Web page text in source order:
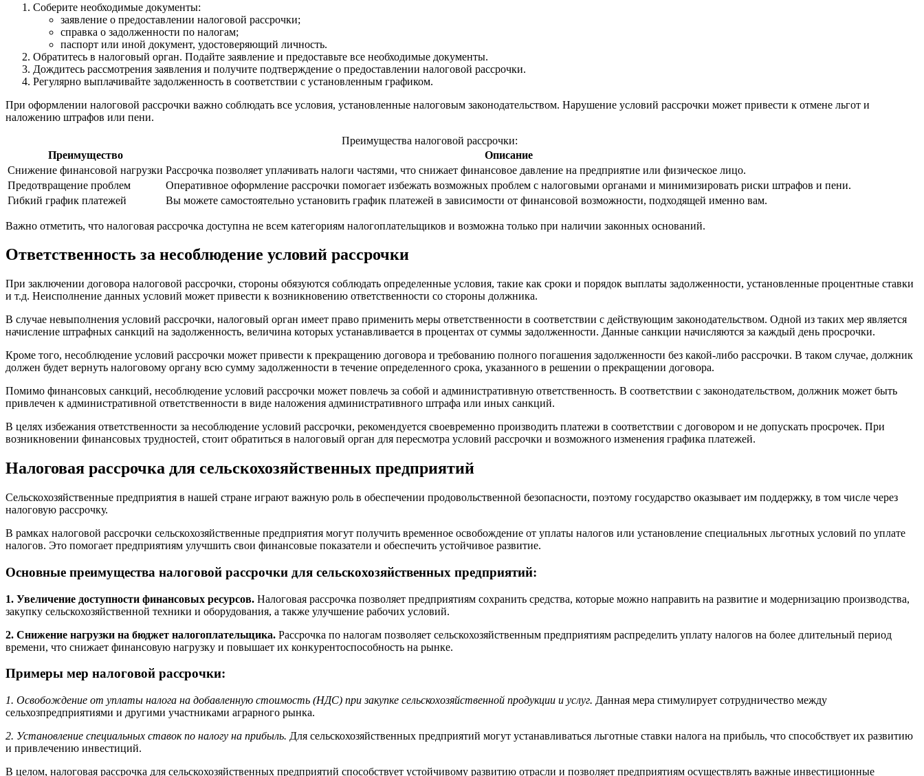
Соберите необходимые документы:
заявление о предоставлении налоговой рассрочки;
справка о задолженности по налогам;
паспорт или иной документ, удостоверяющий личность.
Обратитесь в налоговый орган. Подайте заявление и предоставьте все необходимые документы.
Дождитесь рассмотрения заявления и получите подтверждение о предоставлении налоговой рассрочки.
Регулярно выплачивайте задолженность в соответствии с установленным графиком.
При оформлении налоговой рассрочки важно соблюдать все условия, установленные налоговым законодательством. Нарушение условий рассрочки может привести к отмене льгот и
наложению штрафов или пени.
Преимущества налоговой рассрочки:
Преимущество
Описание
Снижение финансовой нагрузки Рассрочка позволяет уплачивать налоги частями, что снижает финансовое давление на предприятие или физическое лицо.
Предотвращение проблем
Оперативное оформление рассрочки помогает избежать возможных проблем с налоговыми органами и минимизировать риски штрафов и пени.
Гибкий график платежей
Вы можете самостоятельно установить график платежей в зависимости от финансовой возможности, подходящей именно вам.
Важно отметить, что налоговая рассрочка доступна не всем категориям налогоплательщиков и возможна только при наличии законных оснований.
Ответственность за несоблюдение условий рассрочки
При заключении договора налоговой рассрочки, стороны обязуются соблюдать определенные условия, такие как сроки и порядок выплаты задолженности, установленные процентные ставки
и т.д. Неисполнение данных условий может привести к возникновению ответственности со стороны должника.
В случае невыполнения условий рассрочки, налоговый орган имеет право применить меры ответственности в соответствии с действующим законодательством. Одной из таких мер является
начисление штрафных санкций на задолженность, величина которых устанавливается в процентах от суммы задолженности. Данные санкции начисляются за каждый день просрочки.
Кроме того, несоблюдение условий рассрочки может привести к прекращению договора и требованию полного погашения задолженности без какой-либо рассрочки. В таком случае, должник
должен будет вернуть налоговому органу всю сумму задолженности в течение определенного срока, указанного в решении о прекращении договора.
Помимо финансовых санкций, несоблюдение условий рассрочки может повлечь за собой и административную ответственность. В соответствии с законодательством, должник может быть
привлечен к административной ответственности в виде наложения административного штрафа или иных санкций.
В целях избежания ответственности за несоблюдение условий рассрочки, рекомендуется своевременно производить платежи в соответствии с договором и не допускать просрочек. При
возникновении финансовых трудностей, стоит обратиться в налоговый орган для пересмотра условий рассрочки и возможного изменения графика платежей.
Налоговая рассрочка для сельскохозяйственных предприятий
Сельскохозяйственные предприятия в нашей стране играют важную роль в обеспечении продовольственной безопасности, поэтому государство оказывает им поддержку, в том числе через
налоговую рассрочку.
В рамках налоговой рассрочки сельскохозяйственные предприятия могут получить временное освобождение от уплаты налогов или установление специальных льготных условий по уплате
налогов. Это помогает предприятиям улучшить свои финансовые показатели и обеспечить устойчивое развитие.
Основные преимущества налоговой рассрочки для сельскохозяйственных предприятий:
1. Увеличение доступности финансовых ресурсов. Налоговая рассрочка позволяет предприятиям сохранить средства, которые можно направить на развитие и модернизацию производства,
закупку сельскохозяйственной техники и оборудования, а также улучшение рабочих условий.
2. Снижение нагрузки на бюджет налогоплательщика. Рассрочка по налогам позволяет сельскохозяйственным предприятиям распределить уплату налогов на более длительный период
времени, что снижает финансовую нагрузку и повышает их конкурентоспособность на рынке.
Примеры мер налоговой рассрочки:
1. Освобождение от уплаты налога на добавленную стоимость (НДС) при закупке сельскохозяйственной продукции и услуг. Данная мера стимулирует сотрудничество между
сельхозпредприятиями и другими участниками аграрного рынка.
2. Установление специальных ставок по налогу на прибыль. Для сельскохозяйственных предприятий могут устанавливаться льготные ставки налога на прибыль, что способствует их развитию
и привлечению инвестиций.
В целом, налоговая рассрочка для сельскохозяйственных предприятий способствует устойчивому развитию отрасли и позволяет предприятиям осуществлять важные инвестиционные